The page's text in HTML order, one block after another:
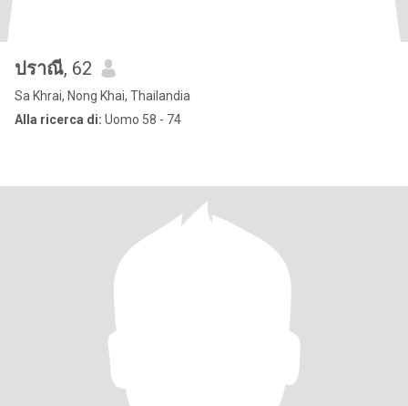
ปราณี, 62
Sa Khrai, Nong Khai, Thailandia
Alla ricerca di: Uomo 58 - 74